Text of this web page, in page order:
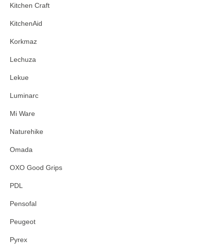
Kitchen Craft
KitchenAid
Korkmaz
Lechuza
Lekue
Luminarc
Mi Ware
Naturehike
Omada
OXO Good Grips
PDL
Pensofal
Peugeot
Pyrex